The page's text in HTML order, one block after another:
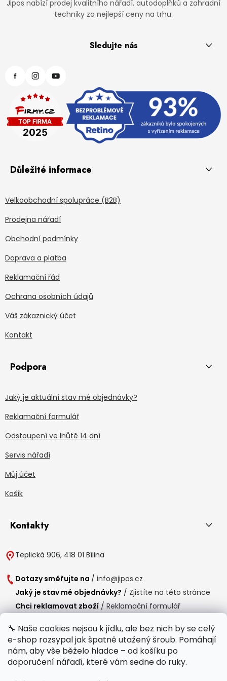
🔧 Naše cookies nejsou k jídlu, ale bez nich by se celý
e-shop rozsypal jak špatně utažený šroub. Pomáhají
nám, aby vše běželo hladce – od košíku po
doporučení nářadí, které vám sedne do ruky.
Jipos nabízí prodej kvalitního nářadí, autodoplňků a zahradní
techniky za nejlepší ceny na trhu.
Sledujte nás
Důležité informace
Velkoobchodní spolupráce (B2B)
Prodejna nářadí
Obchodní podmínky
Doprava a platba
Reklamační řád
Ochrana osobních údajů
Váš zákaznický účet
Kontakt
Podpora
Jaký je aktuální stav mé objednávky?
Reklamační formulář
Odstoupení ve lhůtě 14 dní
Servis nářadí
Můj účet
Košík
Kontakty
Teplická 906, 418 01 Bílina
Dotazy směřujte na / info@jipos.cz
Jaký je stav mé objednávky? / Zjistíte na této stránce
Chci reklamovat zboží / Reklamační formulář
Provozní doba
Po-Čt / 8:00 - 15:00